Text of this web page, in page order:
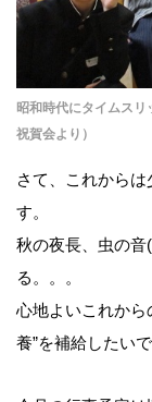
昭和時代にタイムス
祝賀会より）
さて、これから
す。
秋の夜長、虫の
る。。。
心地よいこれから
養”を補給したいで